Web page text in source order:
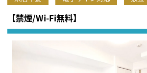
【禁煙/Wi-Fi無料】